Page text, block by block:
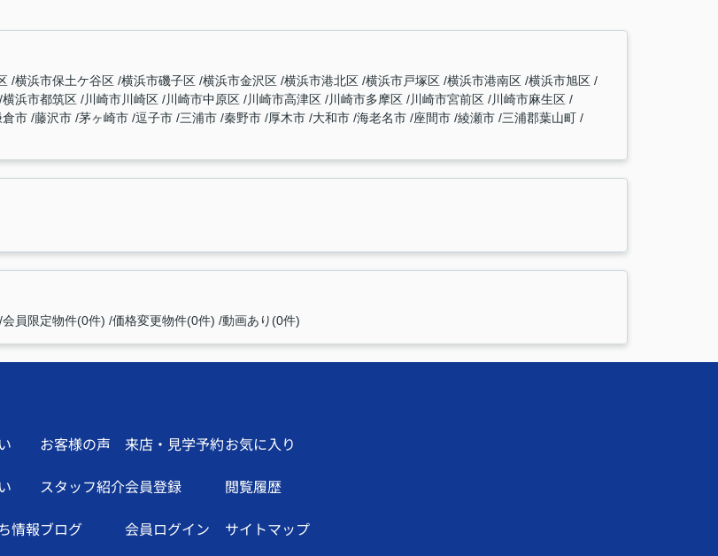
横浜市保土ケ谷区 横浜市磯子区 横浜市金沢区 横浜市港北区 横浜市戸塚区 横浜市港南区 横浜市旭区
横浜市都筑区 川崎市川崎区 川崎市中原区 川崎市高津区 川崎市多摩区 川崎市宮前区
川崎市麻生区
倉市 藤沢市 茅ヶ崎市 逗子市 三浦市 秦野市 厚木市 大和市 海老名市 座間市 綾瀬市 三浦郡葉山町
会員限定物件(0件) 価格変更物件(0件) 動画あり(0件)
情報
お客様の声
スタッフ紹介
ブログ
来店・見学予約
会員登録
会員ログイン
お気に入り
閲覧履歴
サイトマップ